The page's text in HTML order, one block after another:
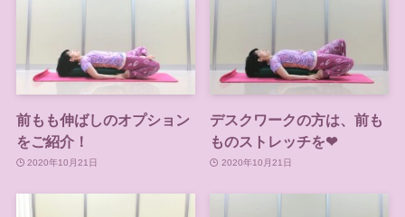
前もも伸ばしのオプション
をご紹介！
2020年10月21日
デスクワークの方は、前も
ものストレッチを❤
2020年10月21日